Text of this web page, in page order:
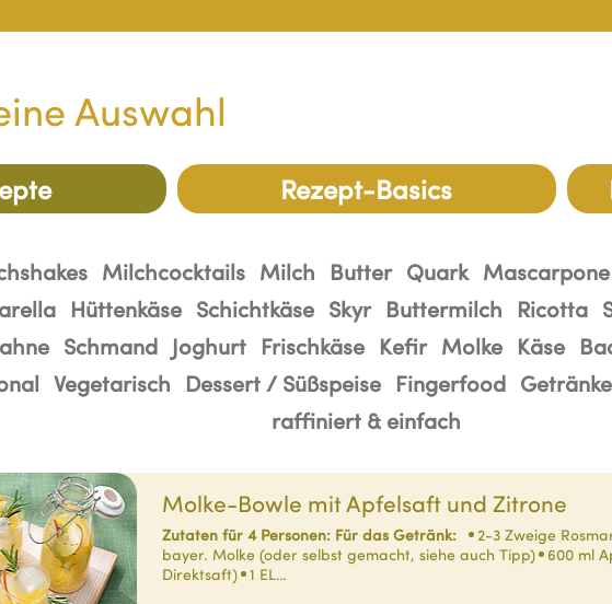
Auswahl
Rezept-Basics
Milchcocktails Milch Butter Quark Mascarpone
Hüttenkäse Schichtkäse Skyr Buttermilch Ricotta
Schmand Joghurt Frischkäse Kefir Molke Käse
Vegetarisch Dessert / Süßspeise Fingerfood Getränke
raffiniert & einfach
Molke-Bowle mit Apfelsaft und Zitrone
Zutaten für 4 Personen: Für das Getränk: 2-3 Zweige
bayer. Molke (oder selbst gemacht, siehe auch Tipp)
600 ml
Direktsaft)
1 EL…